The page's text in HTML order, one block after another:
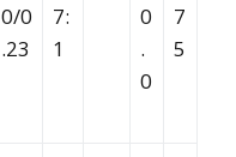
0/0
.23
7:
1
0
.
0
7
5